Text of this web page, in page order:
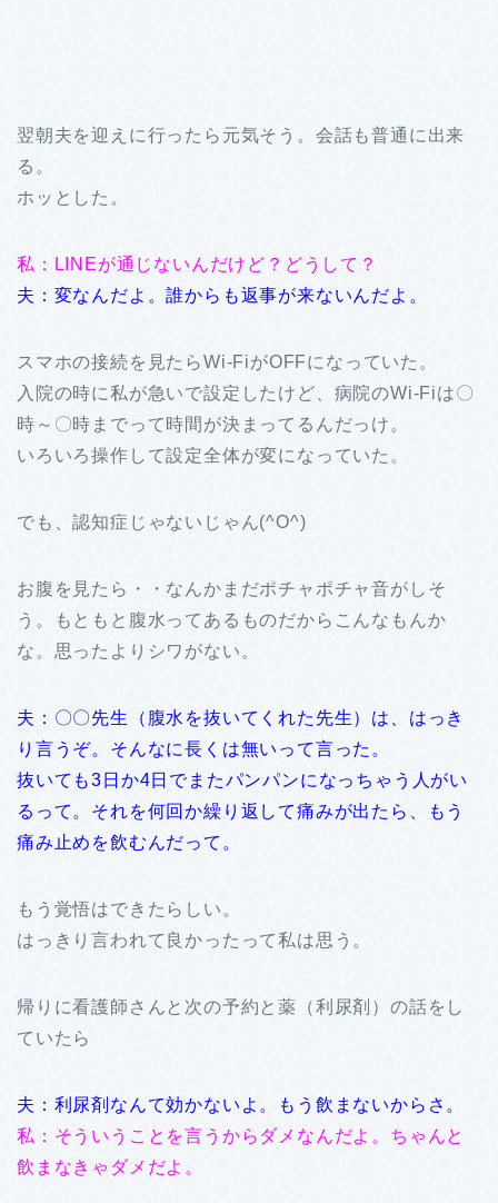
翌朝夫を迎えに行ったら元気そう。会話も普通に出来
る。
ホッとした。
私：LINEが通じないんだけど？どうして？
夫：変なんだよ。誰からも返事が来ないんだよ。
スマホの接続を見たらWi-FiがOFFになっていた。
入院の時に私が急いで設定したけど、病院のWi-Fiは〇
時～〇時までって時間が決まってるんだっけ。
いろいろ操作して設定全体が変になっていた。
でも、認知症じゃないじゃん(^O^)
お腹を見たら・・なんかまだポチャポチャ音がしそ
う。もともと腹水ってあるものだからこんなもんか
な。思ったよりシワがない。
夫：〇〇先生（腹水を抜いてくれた先生）は、はっき
り言うぞ。そんなに長くは無いって言った。
抜いても3日か4日でまたパンパンになっちゃう人がい
るって。それを何回か繰り返して痛みが出たら、もう
痛み止めを飲むんだって。
もう覚悟はできたらしい。
はっきり言われて良かったって私は思う。
帰りに看護師さんと次の予約と薬（利尿剤）の話をし
ていたら
夫：利尿剤なんて効かないよ。もう飲まないからさ。
私：そういうことを言うからダメなんだよ。ちゃんと
飲まなきゃダメだよ。